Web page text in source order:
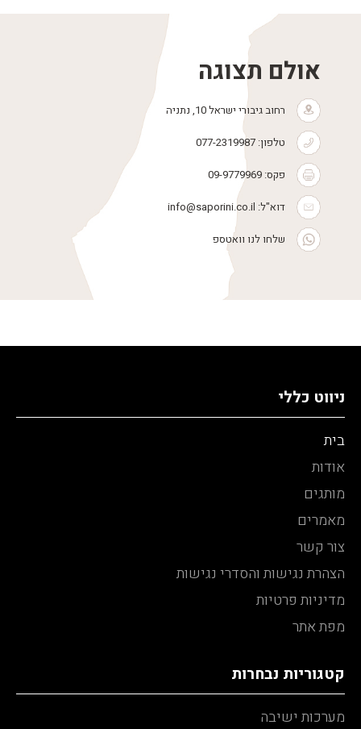
אולם תצוגה
רחוב גיבורי ישראל 10, נתניה
טלפון: 077-2319987
פקס: 09-9779969
דוא"ל: info@saporini.co.il
שלחו לנו וואטספ
ניווט כללי
בית
אודות
מותגים
מאמרים
צור קשר
הצהרת נגישות והסדרי נגישות
מדיניות פרטיות
מפת אתר
קטגוריות נבחרות
מערכות ישיבה